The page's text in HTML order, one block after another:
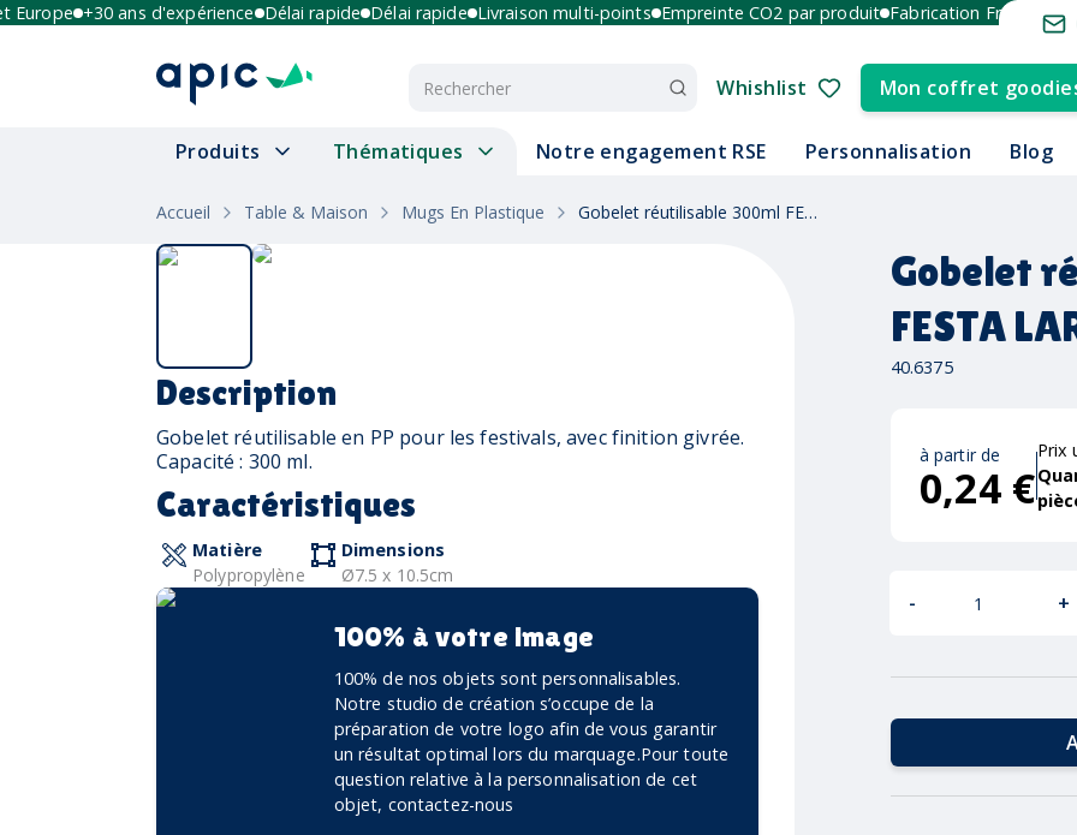
+30 ans d'expérience Délai rapide Délai rapide Livraison multi-points Empreinte CO2 par produit Fabrication France et
Whishlist Mon coffret
Produits Thématiques Notre engagement RSE Personnalisation Blog
Accueil Table & Maison Mugs En Plastique Gobelet réutilisable 300ml FESTA LARGE
Description
Gobelet réutilisable en PP pour les festivals, avec finition givrée.
Capacité : 300 ml.
Caractéristiques
Matière
Polypropylène
Dimensions
Ø7.5 x 10.5cm
100% à votre image
100% de nos objets sont personnalisables.
Notre studio de création s’occupe de la
préparation de votre logo afin de vous garantir
un résultat optimal lors du marquage.Pour toute
question relative à la personnalisation de cet
objet, contactez-nous
Gobelet
FESTA
40.6375
à partir de
0,24 €
Prix
- +